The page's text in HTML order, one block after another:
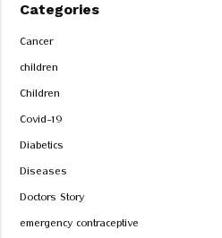
Categories
Cancer
children
Children
Covid-19
Diabetics
Diseases
Doctors Story
emergency contraceptive